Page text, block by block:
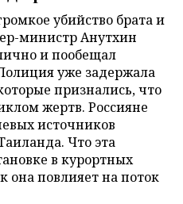
убийство брата и
министр Анутхин
и пообещал
уже задержала
признались, что
жертв. Россияне
источников
Что эта
в курортных
она повлияет на поток